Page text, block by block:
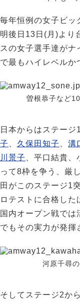
毎年恒例の女子ビッ
明後日13日(月)より
スの女子選手達が
で最もハイレベルか
曽根恭子など
日本からはステージ
子
久保田知子 溝
川景子
、平口結貴
って8枠を争う、厳
田がこのステージ1
ロテストに合格した
国内オープン戦では
でもその実力が発揮
河原千尋
そしてステージ2か